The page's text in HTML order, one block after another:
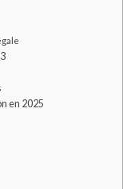
en 2025